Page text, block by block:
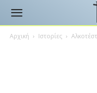
Αρχική Ιστορίες Αλκοτέστ